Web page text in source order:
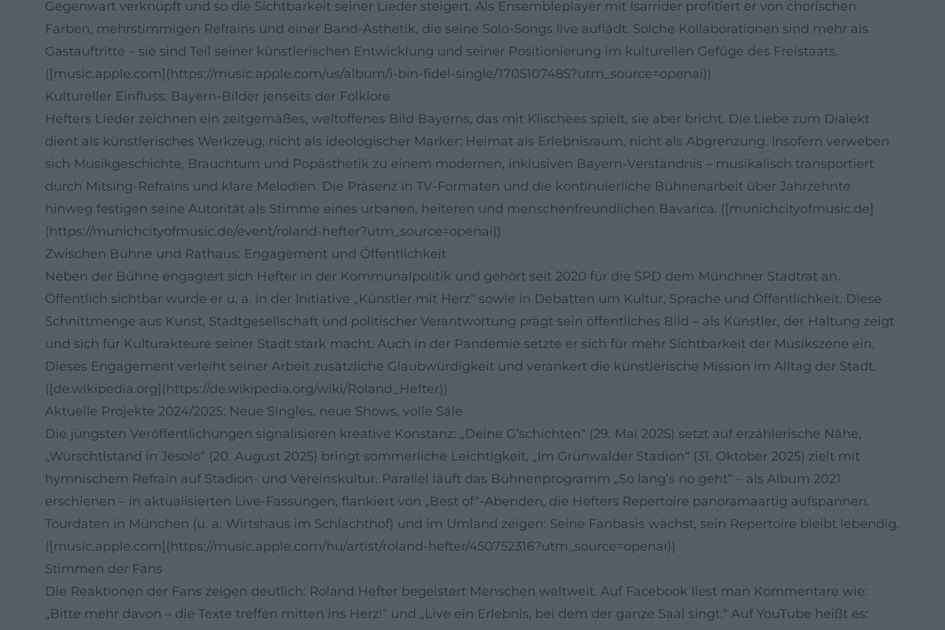
Gegenwart verknüpft und so die Sichtbarkeit seiner Lieder steigert. Als Ensembleplayer mit Isarrider profitiert er von chorischen
Farben, mehrstimmigen Refrains und einer Band-Ästhetik, die seine Solo-Songs live auflädt. Solche Kollaborationen sind mehr als
Gastauftritte – sie sind Teil seiner künstlerischen Entwicklung und seiner Positionierung im kulturellen Gefüge des Freistaats.
([music.apple.com](https://music.apple.com/us/album/i-bin-fidel-single/1705107485?utm_source=openai))
Kultureller Einfluss: Bayern-Bilder jenseits der Folklore
Hefters Lieder zeichnen ein zeitgemäßes, weltoffenes Bild Bayerns, das mit Klischees spielt, sie aber bricht. Die Liebe zum Dialekt
dient als künstlerisches Werkzeug, nicht als ideologischer Marker: Heimat als Erlebnisraum, nicht als Abgrenzung. Insofern verweben
sich Musikgeschichte, Brauchtum und Popästhetik zu einem modernen, inklusiven Bayern-Verständnis – musikalisch transportiert
durch Mitsing-Refrains und klare Melodien. Die Präsenz in TV-Formaten und die kontinuierliche Bühnenarbeit über Jahrzehnte
hinweg festigen seine Autorität als Stimme eines urbanen, heiteren und menschenfreundlichen Bavarica. ([munichcityofmusic.de]
(https://munichcityofmusic.de/event/roland-hefter?utm_source=openai))
Zwischen Bühne und Rathaus: Engagement und Öffentlichkeit
Neben der Bühne engagiert sich Hefter in der Kommunalpolitik und gehört seit 2020 für die SPD dem Münchner Stadtrat an.
Öffentlich sichtbar wurde er u. a. in der Initiative „Künstler mit Herz“ sowie in Debatten um Kultur, Sprache und Öffentlichkeit. Diese
Schnittmenge aus Kunst, Stadtgesellschaft und politischer Verantwortung prägt sein öffentliches Bild – als Künstler, der Haltung zeigt
und sich für Kulturakteure seiner Stadt stark macht. Auch in der Pandemie setzte er sich für mehr Sichtbarkeit der Musikszene ein.
Dieses Engagement verleiht seiner Arbeit zusätzliche Glaubwürdigkeit und verankert die künstlerische Mission im Alltag der Stadt.
([de.wikipedia.org](https://de.wikipedia.org/wiki/Roland_Hefter))
Aktuelle Projekte 2024/2025: Neue Singles, neue Shows, volle Säle
Die jüngsten Veröffentlichungen signalisieren kreative Konstanz: „Deine G’schichten“ (29. Mai 2025) setzt auf erzählerische Nähe,
„Würschtlstand in Jesolo“ (20. August 2025) bringt sommerliche Leichtigkeit, „Im Grünwalder Stadion“ (31. Oktober 2025) zielt mit
hymnischem Refrain auf Stadion- und Vereinskultur. Parallel läuft das Bühnenprogramm „So lang’s no geht“ – als Album 2021
erschienen – in aktualisierten Live-Fassungen, flankiert von „Best of“-Abenden, die Hefters Repertoire panoramaartig aufspannen.
Tourdaten in München (u. a. Wirtshaus im Schlachthof) und im Umland zeigen: Seine Fanbasis wächst, sein Repertoire bleibt lebendig.
([music.apple.com](https://music.apple.com/hu/artist/roland-hefter/450752316?utm_source=openai))
Stimmen der Fans
Die Reaktionen der Fans zeigen deutlich: Roland Hefter begeistert Menschen weltweit. Auf Facebook liest man Kommentare wie:
„Bitte mehr davon – die Texte treffen mitten ins Herz!“ und „Live ein Erlebnis, bei dem der ganze Saal singt.“ Auf YouTube heißt es: